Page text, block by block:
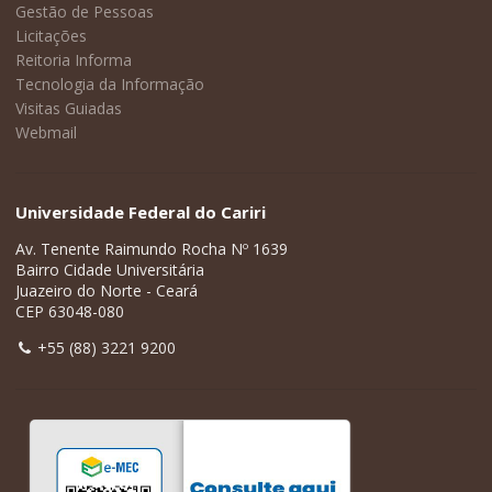
Gestão de Pessoas
Licitações
Reitoria Informa
Tecnologia da Informação
Visitas Guiadas
Webmail
Universidade Federal do Cariri
Av. Tenente Raimundo Rocha Nº 1639
Bairro Cidade Universitária
Juazeiro do Norte - Ceará
CEP 63048-080
+55 (88) 3221 9200